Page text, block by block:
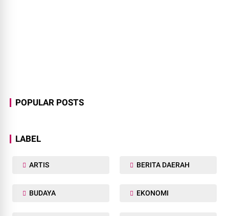
POPULAR POSTS
LABEL
ARTIS BERITA DAERAH
BUDAYA EKONOMI